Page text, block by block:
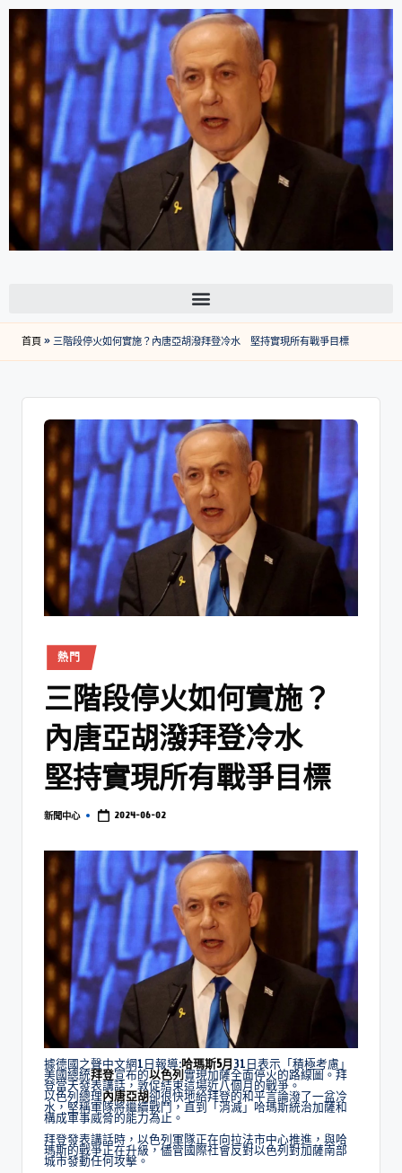
首頁»三階段停火如何實施？內唐亞胡潑拜登冷水 堅持實現所有戰爭目標
熱門
三階段停火如何實施？
內唐亞胡潑拜登冷水
堅持實現所有戰爭目標
新聞中心 2024-06-02
據德國之聲中文網1日報導:哈瑪斯5月31日表示「積極考慮」
美國總統拜登宣布的以色列 實現加薩全面停火的路線圖。拜
登當天發表講話，敦促結束這場近八個月的戰爭。
以色列總理內唐亞胡卻很快地給拜登的和平言論潑了一盆冷
水，堅稱軍隊將繼續戰鬥，直到「消滅」哈瑪斯統治加薩和
構成軍事威脅的能力為止。
拜登發表講話時，以色列軍隊正在向拉法市中心推進，與哈
瑪斯的戰爭正在升級，儘管國際社會反對以色列對加薩南部
城市發動任何攻擊。